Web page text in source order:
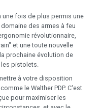
une fois de plus permis une
des armes à feu
révolutionnaire,
et une toute nouvelle
prochaine évolution de
pistolets.
à votre disposition
le Walther PDP. C'est
pour maximiser les